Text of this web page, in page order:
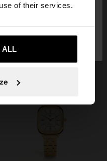
of their services.